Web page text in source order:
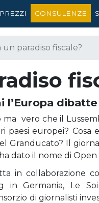
CONSULENZE
paradiso fiscale?
l’Europa
ma vero che il
paesi europei?
Granducato? Il
dato il nome di Open
in collaborazione
in Germania, Le
di giornalisti